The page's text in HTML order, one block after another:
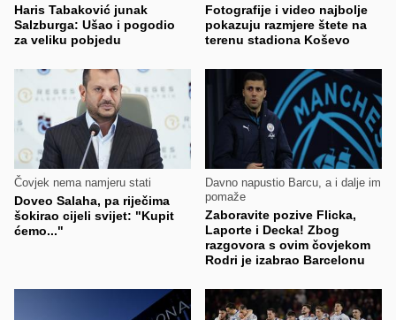
Haris Tabaković junak
Salzburga: Ušao i pogodio
za veliku pobjedu
Fotografije i video najbolje
pokazuju razmjere štete na
terenu stadiona Koševo
Čovjek nema namjeru stati
Doveo Salaha, pa riječima
šokirao cijeli svijet: "Kupit
ćemo..."
Davno napustio Barcu, a i dalje im
pomaže
Zaboravite pozive Flicka,
Laporte i Decka! Zbog
razgovora s ovim čovjekom
Rodri je izabrao Barcelonu